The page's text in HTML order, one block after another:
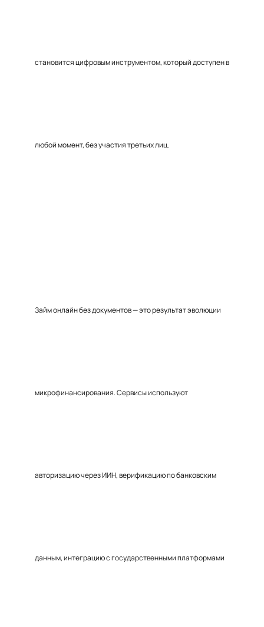
становится цифровым инструментом, который доступен в
любой момент, без участия третьих лиц.
Займ онлайн без документов — это результат эволюции
микрофинансирования. Сервисы используют
авторизацию через ИИН, верификацию по банковским
данным, интеграцию с государственными платформами